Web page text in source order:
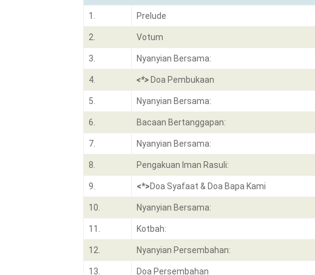
1. Prelude
2. Votum
3. Nyanyian Bersama:
4. <*> Doa Pembukaan
5. Nyanyian Bersama:
6. Bacaan Bertanggapan:
7. Nyanyian Bersama:
8. Pengakuan Iman Rasuli:
9. <*>Doa Syafaat & Doa Bapa Kami
10. Nyanyian Bersama:
11. Kotbah:
12. Nyanyian Persembahan:
13. Doa Persembahan